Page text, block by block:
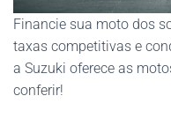
Financie sua moto dos
taxas competitivas e
a Suzuki oferece as
conferir!